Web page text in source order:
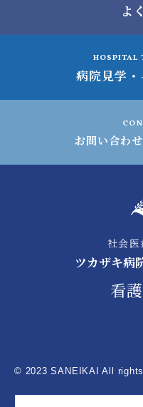
よ
HOSPITAL
病院見学
お問い合わ
社会
ツカザキ病
看
© 2023 SANEIKAI All